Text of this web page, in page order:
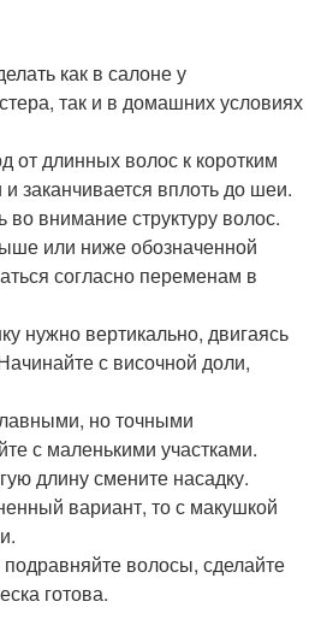
как в салоне у
так и в домашних условиях
от длинных волос к коротким
заканчивается вплоть до шеи.
во внимание структуру волос.
или ниже обозначенной
согласно переменам в
нужно вертикально, двигаясь
с височной доли,
но точными
с маленькими участками.
длину смените насадку.
вариант, то с макушкой
волосы, сделайте
готова.